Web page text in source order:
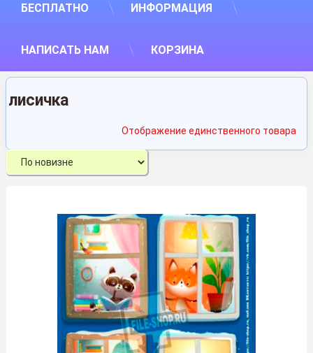
БЕСПЛАТНО ИНФОРМАЦИЯ
НАПИСАТЬ НАМ КОРЗИНА
лисичка
Отображение единственного товара